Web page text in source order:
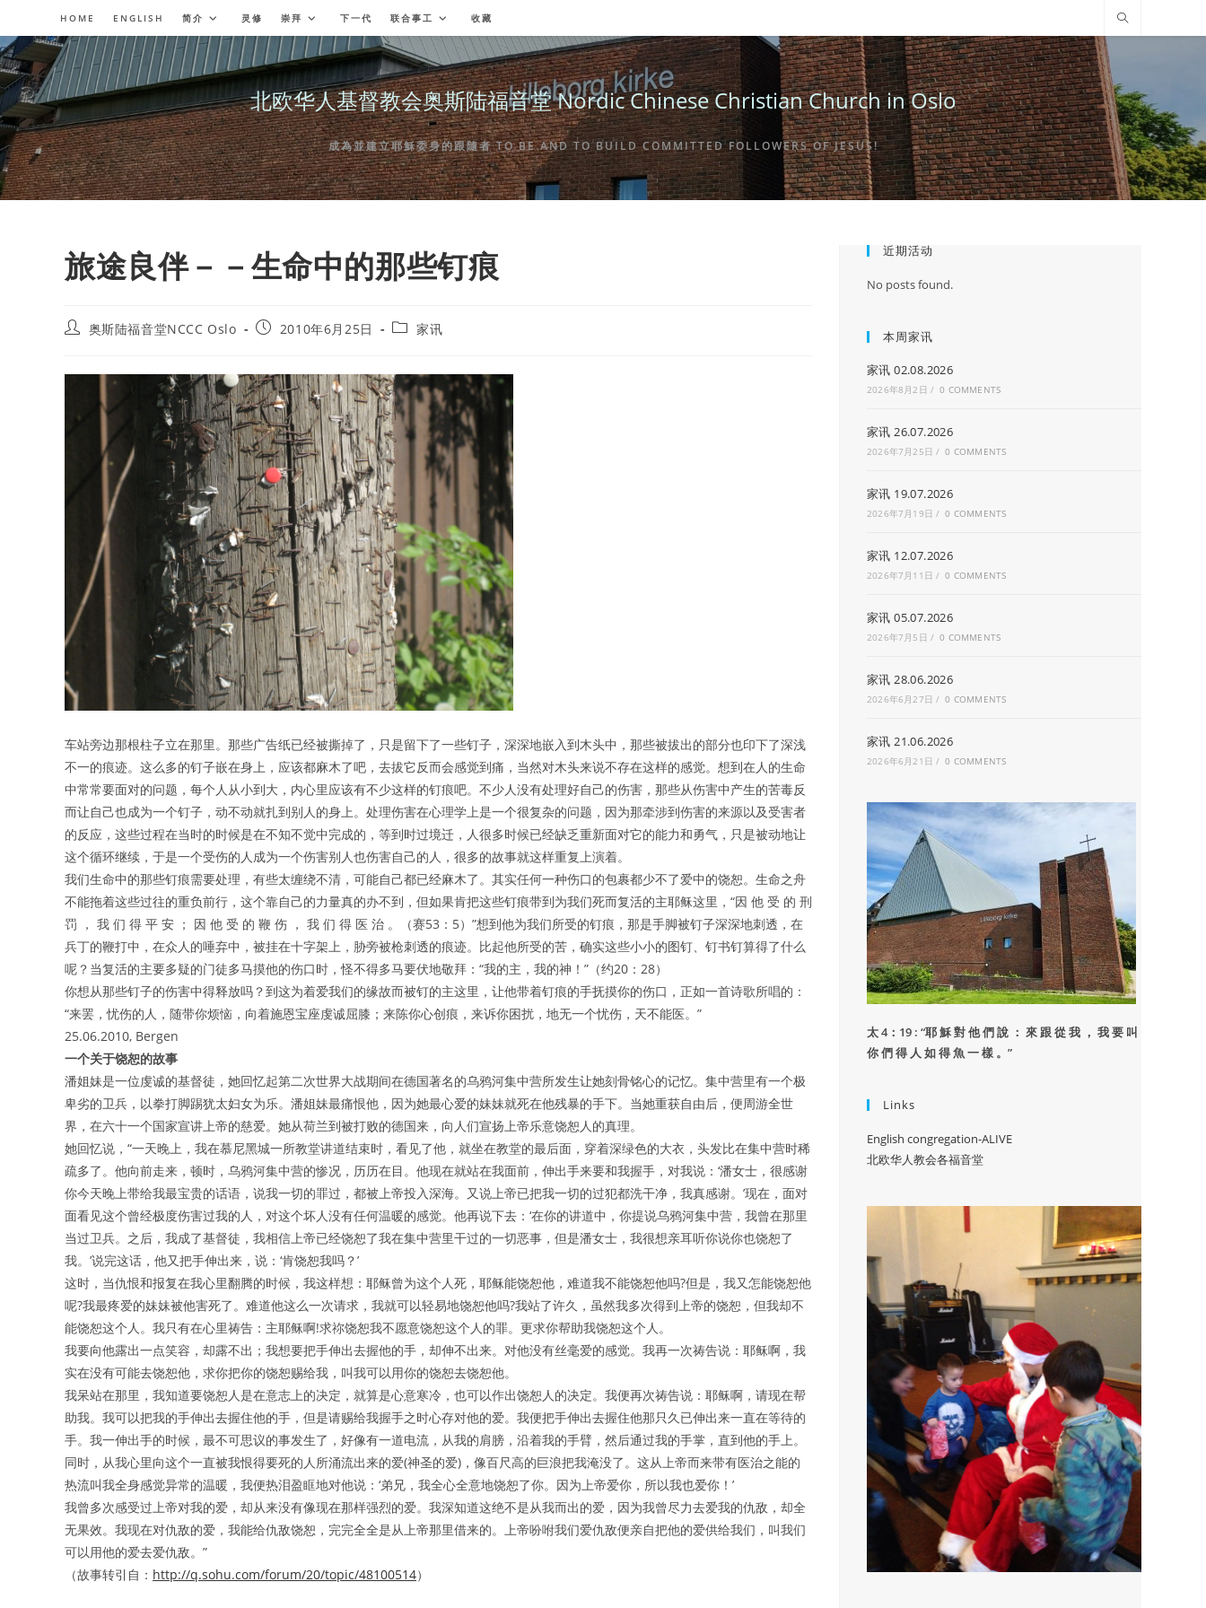
to
content
HOME ENGLISH 简介 灵修 崇拜 下一代 联合事工 收藏
北欧华人基督教会奥斯陆福音堂 Nordic Chinese Christian Church in Oslo
成為並建立耶穌委身的跟隨者 TO BE AND TO BUILD COMMITTED FOLLOWERS OF JESUS!
旅途良伴－－生命中的那些钉痕
Post奥斯陆福音堂NCCC Oslo
Post2010年6月25日
Post家讯
车站旁边那根柱子立在那里。那些广告纸已经被撕掉了，只是留下了一些钉子，深深地嵌入到木头中，那些被拔出的部分也印下了深浅
不一的痕迹。这么多的钉子嵌在身上，应该都麻木了吧，去拔它反而会感觉到痛，当然对木头来说不存在这样的感觉。想到在人的生命
中常常要面对的问题，每个人从小到大，内心里应该有不少这样的钉痕吧。不少人没有处理好自己的伤害，那些从伤害中产生的苦毒反
而让自己也成为一个钉子，动不动就扎到别人的身上。处理伤害在心理学上是一个很复杂的问题，因为那牵涉到伤害的来源以及受害者
的反应，这些过程在当时的时候是在不知不觉中完成的，等到时过境迁，人很多时候已经缺乏重新面对它的能力和勇气，只是被动地让
这个循环继续，于是一个受伤的人成为一个伤害别人也伤害自己的人，很多的故事就这样重复上演着。
我们生命中的那些钉痕需要处理，有些太缠绕不清，可能自己都已经麻木了。其实任何一种伤口的包裹都少不了爱中的饶恕。生命之舟
不能拖着这些过往的重负前行，这个靠自己的力量真的办不到，但如果肯把这些钉痕带到为我们死而复活的主耶稣这里，“因 他 受 的 刑
罚 ， 我 们 得 平 安 ； 因 他 受 的 鞭 伤 ， 我 们 得 医 治 。（赛53：5）”想到他为我们所受的钉痕，那是手脚被钉子深深地刺透，在
兵丁的鞭打中，在众人的唾弃中，被挂在十字架上，胁旁被枪刺透的痕迹。比起他所受的苦，确实这些小小的图钉、钉书钉算得了什么
呢？当复活的主要多疑的门徒多马摸他的伤口时，怪不得多马要伏地敬拜：“我的主，我的神！”（约20：28）
你想从那些钉子的伤害中得释放吗？到这为着爱我们的缘故而被钉的主这里，让他带着钉痕的手抚摸你的伤口，正如一首诗歌所唱的：
“来罢，忧伤的人，随带你烦恼，向着施恩宝座虔诚屈膝；来陈你心创痕，来诉你困扰，地无一个忧伤，天不能医。”
25.06.2010, Bergen
一个关于饶恕的故事
潘姐妹是一位虔诚的基督徒，她回忆起第二次世界大战期间在德国著名的乌鸦河集中营所发生让她刻骨铭心的记忆。集中营里有一个极
卑劣的卫兵，以拳打脚踢犹太妇女为乐。潘姐妹最痛恨他，因为她最心爱的妹妹就死在他残暴的手下。当她重获自由后，便周游全世
界，在六十一个国家宣讲上帝的慈爱。她从荷兰到被打败的德国来，向人们宣扬上帝乐意饶恕人的真理。
她回忆说，“一天晚上，我在慕尼黑城一所教堂讲道结束时，看见了他，就坐在教堂的最后面，穿着深绿色的大衣，头发比在集中营时稀
疏多了。他向前走来，顿时，乌鸦河集中营的惨况，历历在目。他现在就站在我面前，伸出手来要和我握手，对我说：‘潘女士，很感谢
你今天晚上带给我最宝贵的话语，说我一切的罪过，都被上帝投入深海。又说上帝已把我一切的过犯都洗干净，我真感谢。’现在，面对
面看见这个曾经极度伤害过我的人，对这个坏人没有任何温暖的感觉。他再说下去：‘在你的讲道中，你提说乌鸦河集中营，我曾在那里
当过卫兵。之后，我成了基督徒，我相信上帝已经饶恕了我在集中营里干过的一切恶事，但是潘女士，我很想亲耳听你说你也饶恕了
我。’说完这话，他又把手伸出来，说：‘肯饶恕我吗？’
这时，当仇恨和报复在我心里翻腾的时候，我这样想：耶稣曾为这个人死，耶稣能饶恕他，难道我不能饶恕他吗?但是，我又怎能饶恕他
呢?我最疼爱的妹妹被他害死了。难道他这么一次请求，我就可以轻易地饶恕他吗?我站了许久，虽然我多次得到上帝的饶恕，但我却不
能饶恕这个人。我只有在心里祷告：主耶稣啊!求祢饶恕我不愿意饶恕这个人的罪。更求你帮助我饶恕这个人。
我要向他露出一点笑容，却露不出；我想要把手伸出去握他的手，却伸不出来。对他没有丝毫爱的感觉。我再一次祷告说：耶稣啊，我
实在没有可能去饶恕他，求你把你的饶恕赐给我，叫我可以用你的饶恕去饶恕他。
我呆站在那里，我知道要饶恕人是在意志上的决定，就算是心意寒冷，也可以作出饶恕人的决定。我便再次祷告说：耶稣啊，请现在帮
助我。我可以把我的手伸出去握住他的手，但是请赐给我握手之时心存对他的爱。我便把手伸出去握住他那只久已伸出来一直在等待的
手。我一伸出手的时候，最不可思议的事发生了，好像有一道电流，从我的肩膀，沿着我的手臂，然后通过我的手掌，直到他的手上。
同时，从我心里向这个一直被我恨得要死的人所涌流出来的爱(神圣的爱)，像百尺高的巨浪把我淹没了。这从上帝而来带有医治之能的
热流叫我全身感觉异常的温暖，我便热泪盈眶地对他说：‘弟兄，我全心全意地饶恕了你。因为上帝爱你，所以我也爱你！’
我曾多次感受过上帝对我的爱，却从来没有像现在那样强烈的爱。我深知道这绝不是从我而出的爱，因为我曾尽力去爱我的仇敌，却全
无果效。我现在对仇敌的爱，我能给仇敌饶恕，完完全全是从上帝那里借来的。上帝吩咐我们爱仇敌便亲自把他的爱供给我们，叫我们
可以用他的爱去爱仇敌。”
（故事转引自： http://q.sohu.com/forum/20/topic/48100514）
近期活动
No posts found.
本周家讯
家讯 02.08.2026
2026年8月2日 / 0 COMMENTS
家讯 26.07.2026
2026年7月25日 / 0 COMMENTS
家讯 19.07.2026
2026年7月19日 / 0 COMMENTS
家讯 12.07.2026
2026年7月11日 / 0 COMMENTS
家讯 05.07.2026
2026年7月5日 / 0 COMMENTS
家讯 28.06.2026
2026年6月27日 / 0 COMMENTS
家讯 21.06.2026
2026年6月21日 / 0 COMMENTS
太 4：19 : “耶 穌 對 他 們 說 ： 來 跟 從 我 ， 我 要 叫
你 們 得 人 如 得 魚 一 樣 。”
Links
English congregation-ALIVE
北欧华人教会各福音堂